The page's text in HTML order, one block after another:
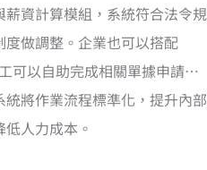
資計算模組，系統符合法令規
做調整。企業也可以搭配
可以自助完成相關單據申請…
將作業流程標準化，提升內部
人力成本。